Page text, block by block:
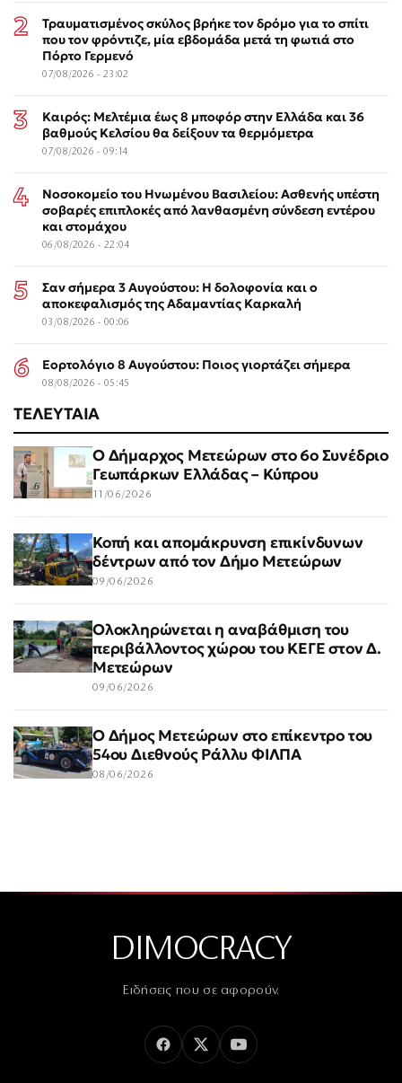
Τραυματισμένος σκύλος βρήκε τον δρόμο για το σπίτι
που τον φρόντιζε, μία εβδομάδα μετά τη φωτιά στο
Πόρτο Γερμενό
07/08/2026 - 23:02
Καιρός: Μελτέμια έως 8 μποφόρ στην Ελλάδα και 36
βαθμούς Κελσίου θα δείξουν τα θερμόμετρα
07/08/2026 - 09:14
Νοσοκομείο του Ηνωμένου Βασιλείου: Ασθενής υπέστη
σοβαρές επιπλοκές από λανθασμένη σύνδεση εντέρου
και στομάχου
06/08/2026 - 22:04
Σαν σήμερα 3 Αυγούστου: Η δολοφονία και ο
αποκεφαλισμός της Αδαμαντίας Καρκαλή
03/08/2026 - 00:06
Εορτολόγιο 8 Αυγούστου: Ποιος γιορτάζει σήμερα
08/08/2026 - 05:45
ΤΕΛΕΥΤΑΙΑ
Ο Δήμαρχος Μετεώρων στο 6ο Συνέδριο
Γεωπάρκων Ελλάδας – Κύπρου
11/06/2026
Κοπή και απομάκρυνση επικίνδυνων
δέντρων από τον Δήμο Μετεώρων
09/06/2026
Ολοκληρώνεται η αναβάθμιση του
περιβάλλοντος χώρου του ΚΕΓΕ στον Δ.
Μετεώρων
09/06/2026
Ο Δήμος Μετεώρων στο επίκεντρο του
54ου Διεθνούς Ράλλυ ΦΙΛΠΑ
08/06/2026
DIMOCRACY
Ειδήσεις που σε αφορούν.